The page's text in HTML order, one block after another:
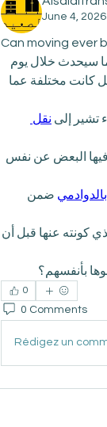
June 4, 2026
Can moving ever
تشير إلى
بأنفسهم؟
0
0 Comments
Rédigez un